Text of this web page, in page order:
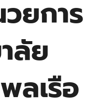
ยการ
ลัย
ลเรือ